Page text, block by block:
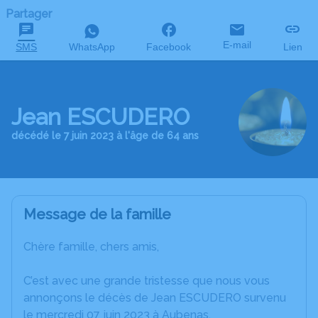
Partager
SMS WhatsApp Facebook E-mail Lien
Jean ESCUDERO
décédé le 7 juin 2023 à l'âge de 64 ans
Message de la famille
Chère famille, chers amis,
C’est avec une grande tristesse que nous vous
annonçons le décès de Jean ESCUDERO survenu
le mercredi 07 juin 2023 à Aubenas.